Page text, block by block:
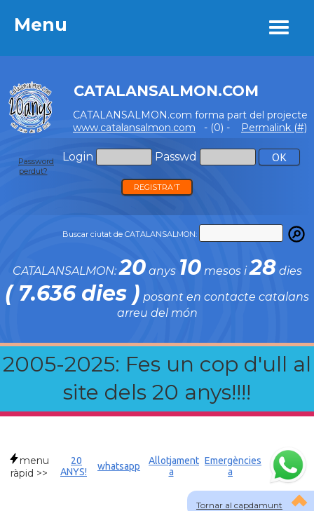
Menu
CATALANSALMON.COM
CATALANSALMON.com forma part del projecte
www.catalansalmon.com - (0) - Permalink (#)
Login Passwd
Password
perdut?
REGISTRA'T
Buscar ciutat de CATALANSALMON:
CATALANSALMON:20anys 10mesos i28 dies
( 7.636 dies ) posant en contacte catalans
arreu del món
2005-2025: Fes un cop d'ull al
site dels 20 anys!!!!
Menu
Tornar al capdamunt
menu
ràpid >>
20
ANYS!
whatsapp
Allotjament
a
Emergències
a